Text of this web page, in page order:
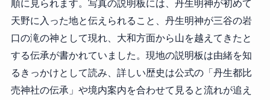
順に見られます。写真の説明板には、丹生明神が初めて
天野に入った地と伝えられること、丹生明神が三谷の岩
口の滝の神として現れ、大和方面から山を越えてきたと
する伝承が書かれていました。現地の説明板は由緒を知
るきっかけとして読み、詳しい歴史は公式の「丹生都比
売神社の伝承」や境内案内を合わせて見ると流れが追え